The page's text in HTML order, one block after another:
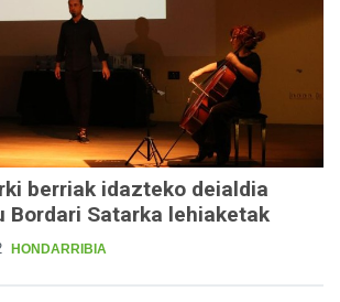
berriak idazteko deialdia
Bordari Satarka lehiaketak
HONDARRIBIA